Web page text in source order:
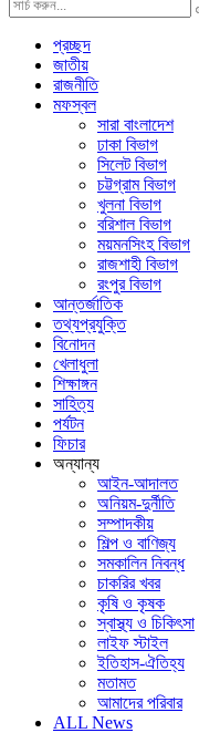
প্রচ্ছদ
জাতীয়
রাজনীতি
মফস্বল
সারা বাংলাদেশ
ঢাকা বিভাগ
সিলেট বিভাগ
চট্টগ্রাম বিভাগ
খুলনা বিভাগ
বরিশাল বিভাগ
ময়মনসিংহ বিভাগ
রাজশাহী বিভাগ
রংপুর বিভাগ
আন্তর্জাতিক
তথ্যপ্রযুক্তি
বিনোদন
খেলাধুলা
শিক্ষাঙ্গন
সাহিত্য
পর্যটন
ফিচার
অন্যান্য
আইন-আদালত
অনিয়ম-দুর্নীতি
সম্পাদকীয়
শিল্প ও বাণিজ্য
সমকালিন নিবন্ধ
চাকরির খবর
কৃষি ও কৃষক
স্বাস্থ্য ও চিকিৎসা
লাইফ স্টাইল
ইতিহাস-ঐতিহ্য
মতামত
আমাদের পরিবার
ALL News